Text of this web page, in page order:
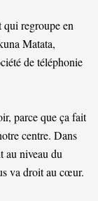
regroupe en
Matata,
de téléphonie
parce que ça fait
centre. Dans
au niveau du
va droit au cœur.